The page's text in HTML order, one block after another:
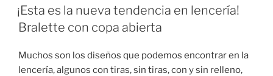
EN
¡Esta es la nueva tendencia en lencería!
Bralette con copa abierta
Muchos son los diseños que podemos encontrar en la
lencería, algunos con tiras, sin tiras, con y sin relleno,